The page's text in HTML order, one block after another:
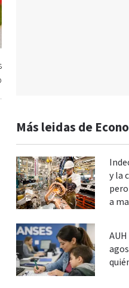
Más leidas de
y la
a